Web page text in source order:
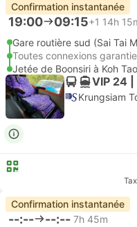
Confirmation instantanée
19:00 09:15+1 14h
Gare routière sud (Sai Tai
Toutes connexions
Jetée de Boonsiri à Koh Tao
VIP 24 |
Krungsiam
Confirmation instantanée
--:-- --:-- 7h 45m